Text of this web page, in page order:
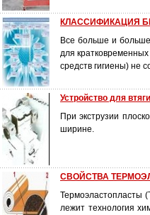
КЛАССИФИКАЦИЯ
Все больше и
для
средств гигиены) не
Устройство для
При экструзии
ширине.
СВОЙСТВА
Термоэластопласты
лежит технология